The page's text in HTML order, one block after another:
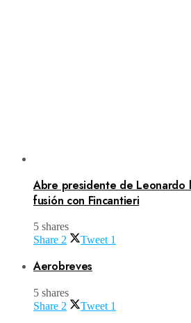
Abre presidente de Leonardo
fusión con Fincantieri
5 shares
Share 2 Tweet 1
Aerobreves
5 shares
Share 2 Tweet 1